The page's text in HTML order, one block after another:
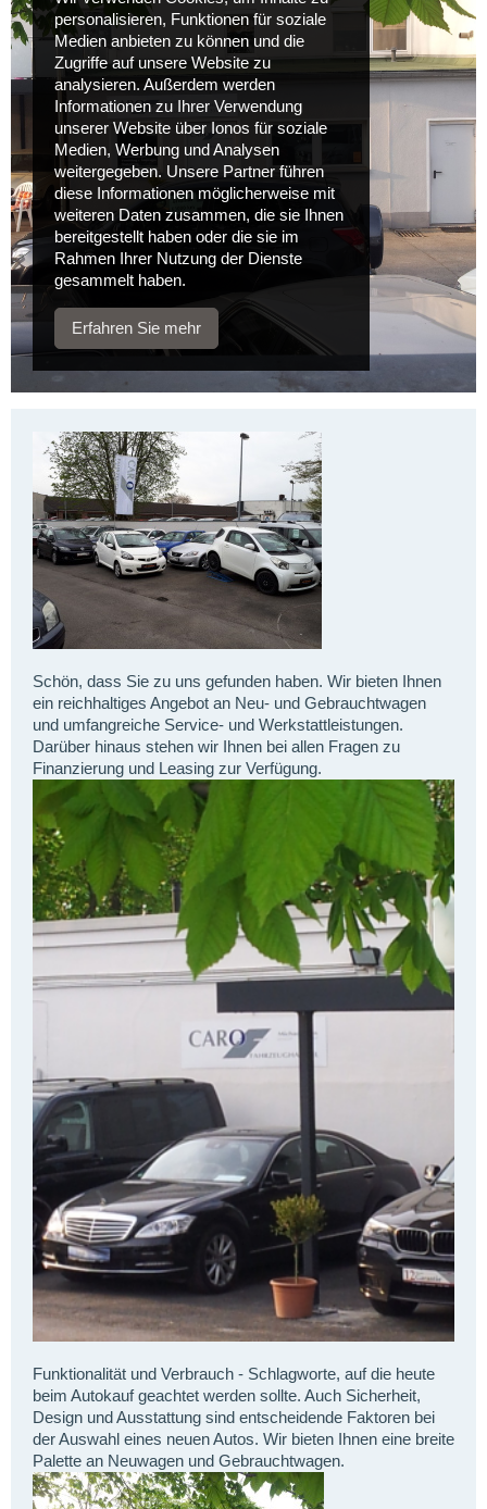
personalisieren, Funktionen für soziale
Medien anbieten zu können und die
Zugriffe auf unsere Website zu
analysieren. Außerdem werden
Informationen zu Ihrer Verwendung
unserer Website über Ionos für soziale
Medien, Werbung und Analysen
weitergegeben. Unsere Partner führen
diese Informationen möglicherweise mit
weiteren Daten zusammen, die sie Ihnen
bereitgestellt haben oder die sie im
Rahmen Ihrer Nutzung der Dienste
gesammelt haben.
Erfahren Sie mehr
Schön, dass Sie zu uns gefunden haben. Wir bieten Ihnen
ein reichhaltiges Angebot an Neu- und Gebrauchtwagen
und umfangreiche Service- und Werkstattleistungen.
Darüber hinaus stehen wir Ihnen bei allen Fragen zu
Finanzierung und Leasing zur Verfügung.
Funktionalität und Verbrauch - Schlagworte, auf die heute
beim Autokauf geachtet werden sollte. Auch Sicherheit,
Design und Ausstattung sind entscheidende Faktoren bei
der Auswahl eines neuen Autos. Wir bieten Ihnen eine breite
Palette an Neuwagen und Gebrauchtwagen.